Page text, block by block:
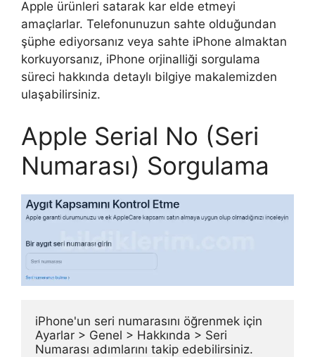
Apple ürünleri satarak kar elde etmeyi
amaçlarlar. Telefonunuzun sahte olduğundan
şüphe ediyorsanız veya sahte iPhone almaktan
korkuyorsanız, iPhone orjinalliği sorgulama
süreci hakkında detaylı bilgiye makalemizden
ulaşabilirsiniz.
Apple Serial No (Seri
Numarası) Sorgulama
iPhone'un seri numarasını öğrenmek için
Ayarlar > Genel > Hakkında > Seri
Numarası adımlarını takip edebilirsiniz.